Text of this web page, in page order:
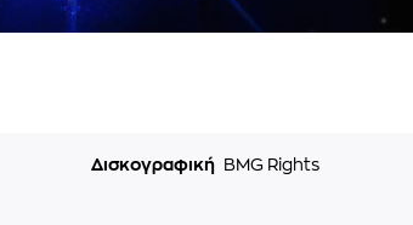
Δισκογραφική
BMG Rights